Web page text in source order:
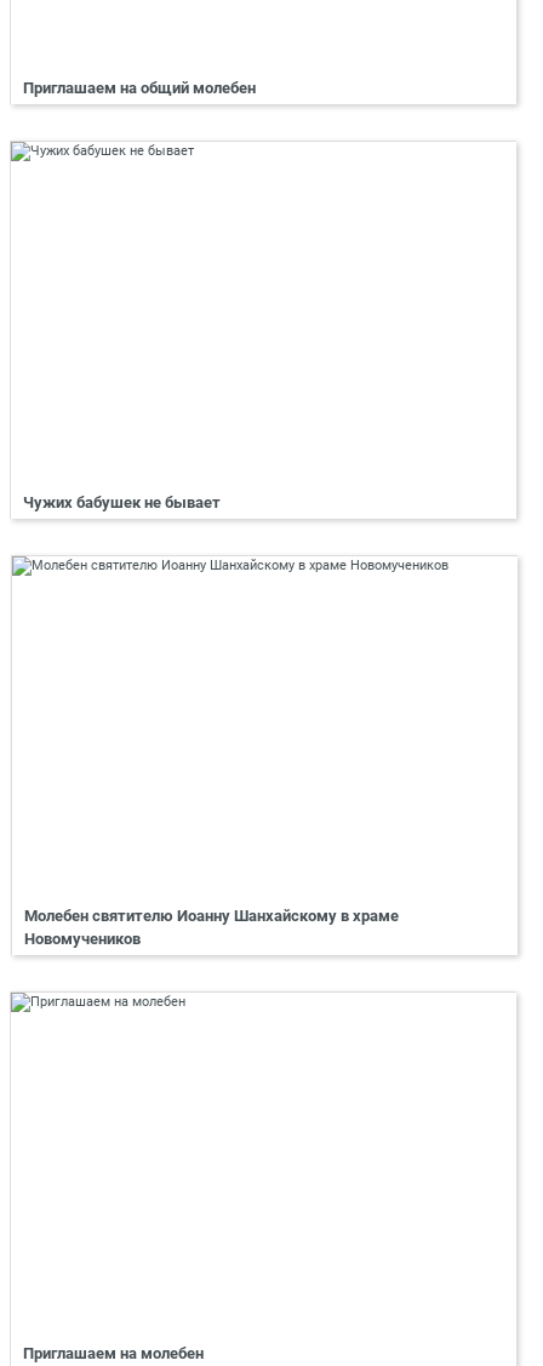
Приглашаем на общий молебен
Чужих бабушек не бывает
Молебен святителю Иоанну Шанхайскому в храме
Новомучеников
Приглашаем на молебен